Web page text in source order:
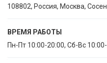
108802, Россия, Москва,
ВРЕМЯ РАБОТЫ
Пн-Пт 10:00-20:00, Сб-Вс